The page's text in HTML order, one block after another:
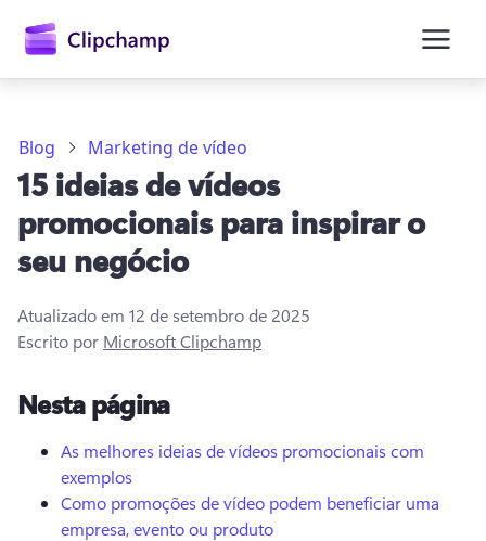
conteúdo
principal
Entrar
Blog Marketing de vídeo
15 ideias de vídeos
promocionais para inspirar o
seu negócio
Atualizado em 12 de setembro de 2025
Escrito por Microsoft Clipchamp
Nesta página
As melhores ideias de vídeos promocionais com
exemplos
Como promoções de vídeo podem beneficiar uma
empresa, evento ou produto